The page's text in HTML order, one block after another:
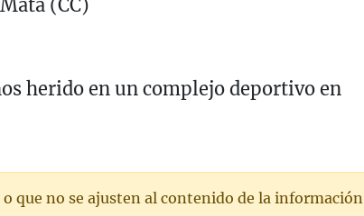
(CC)
herido en un complejo deportivo en
que no se ajusten al contenido de la información